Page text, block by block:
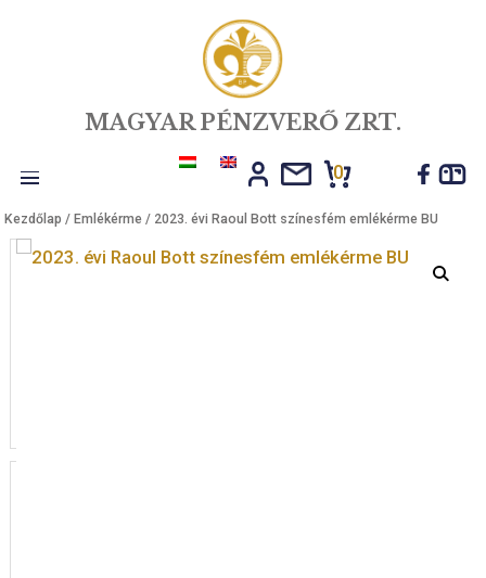
MAGYAR PÉNZVERŐ ZRT.
Toggle
navigation
Kezdőlap/ Emlékérme/ 2023. évi Raoul Bott színesfém emlékérme